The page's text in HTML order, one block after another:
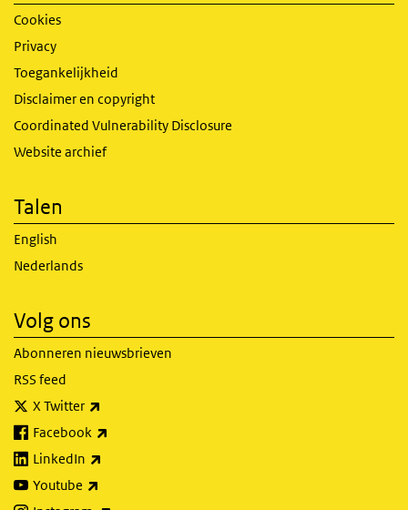
Cookies
Privacy
Toegankelijkheid
Disclaimer en copyright
Coordinated Vulnerability Disclosure
Website archief
Talen
English
Nederlands
Volg ons
Abonneren nieuwsbrieven
RSS feed
X Twitter
Facebook
LinkedIn
Youtube